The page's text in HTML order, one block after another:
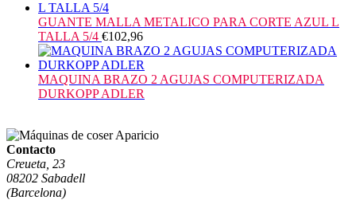
GUANTE MALLA METALICO PARA CORTE AZUL L
TALLA 5/4 €102,96
MAQUINA BRAZO 2 AGUJAS COMPUTERIZADA
DURKOPP ADLER
Contacto
Creueta, 23
08202 Sabadell
(Barcelona)